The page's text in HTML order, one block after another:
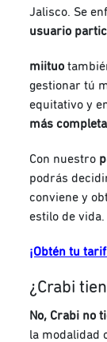
Jalisco. Se
usuario
miituo
gestionar tú
equitativo y
más
Con nuestro
podrás
conviene y
estilo de vida.
¡Obtén tu
¿Crabi
No, Crabi no
la modalidad